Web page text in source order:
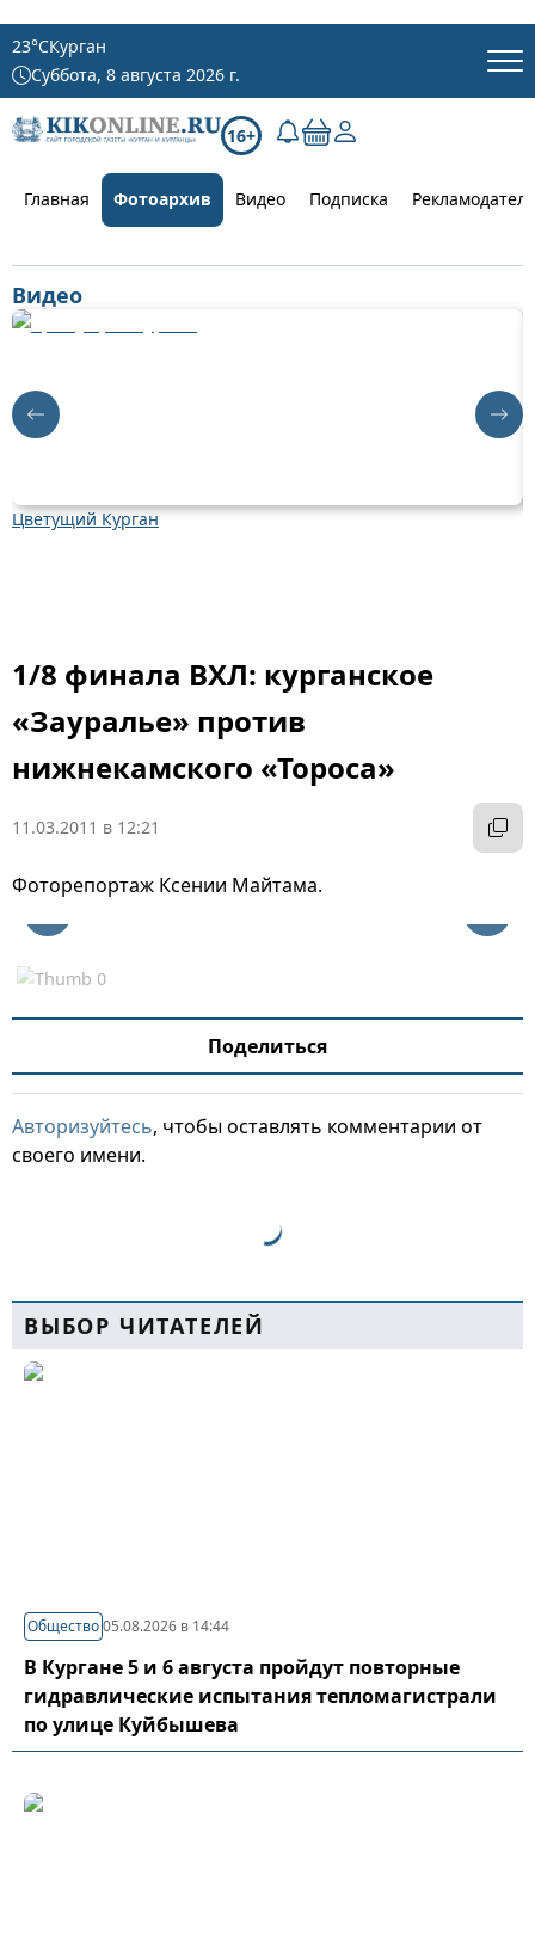
23°CКурган
Суббота, 8 августа 2026 г.
16+
Главная Фотоархив Видео Подписка
Видео
Цветущий Курган
1/8 финала ВХЛ: курганское
«Зауралье» против
нижнекамского «Тороса»
11.03.2011 в 12:21
Фоторепортаж Ксении Майтама.
Поделиться
Авторизуйтесь, чтобы оставлять комментарии от
своего имени.
ВЫБОР ЧИТАТЕЛЕЙ
Общество05.08.2026 в 14:44
В Кургане 5 и 6 августа пройдут повторные
гидравлические испытания тепломагистрали
по улице Куйбышева